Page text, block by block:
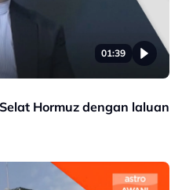
01:39
Hormuz dengan laluan